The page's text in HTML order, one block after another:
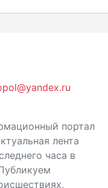
портал
лента
часа в